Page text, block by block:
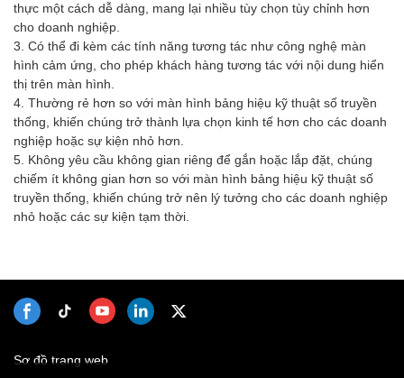
thực một cách dễ dàng, mang lại nhiều tùy chọn tùy chỉnh hơn
cho doanh nghiệp.
3. Có thể đi kèm các tính năng tương tác như công nghệ màn
hình cảm ứng, cho phép khách hàng tương tác với nội dung hiển
thị trên màn hình.
4. Thường rẻ hơn so với màn hình bảng hiệu kỹ thuật số truyền
thống, khiến chúng trở thành lựa chọn kinh tế hơn cho các doanh
nghiệp hoặc sự kiện nhỏ hơn.
5. Không yêu cầu không gian riêng để gắn hoặc lắp đặt, chúng
chiếm ít không gian hơn so với màn hình bảng hiệu kỹ thuật số
truyền thống, khiến chúng trở nên lý tưởng cho các doanh nghiệp
nhỏ hoặc các sự kiện tạm thời.
Sơ đồ trang web